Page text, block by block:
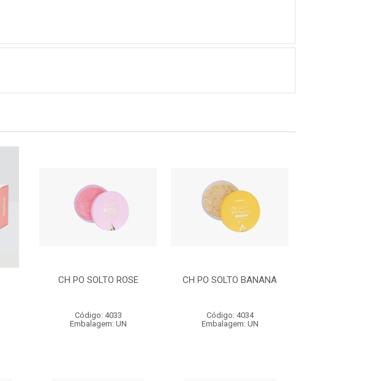
CH PO SOLTO ROSE
Código: 4033
Embalagem: UN
CH PO SOLTO BANANA
Código: 4034
Embalagem: UN